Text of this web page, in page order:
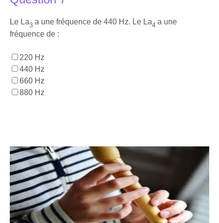
Le La3 a une fréquence de 440 Hz. Le La4 a une
fréquence de :
220 Hz
440 Hz
660 Hz
880 Hz